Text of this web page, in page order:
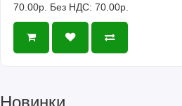
70.00р. Без НДС: 70.00р.
Новинки